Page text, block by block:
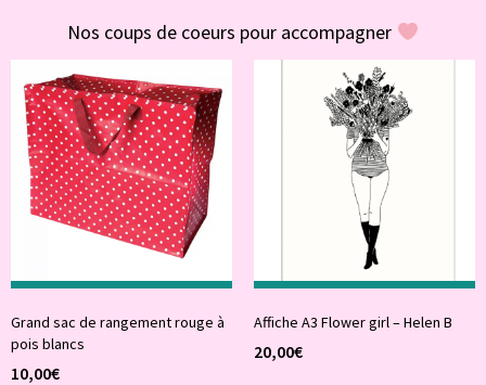
Nos coups de coeurs pour accompagner
Grand sac de rangement rouge à
pois blancs
10,00€
Affiche A3 Flower girl – Helen B
20,00€